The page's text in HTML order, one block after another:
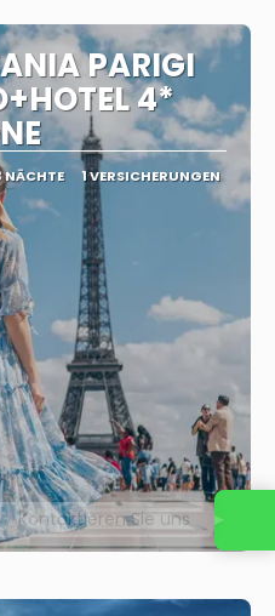
PARIGI
4*
NÄCHTE 1 VERSICHERUNGEN
Kontaktieren Sie uns